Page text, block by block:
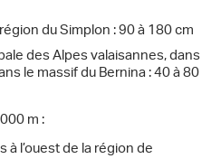
du Simplon : 90 à 180 cm
des Alpes valaisannes, dans
le massif du Bernina : 40 à 80
m :
l’ouest de la région de